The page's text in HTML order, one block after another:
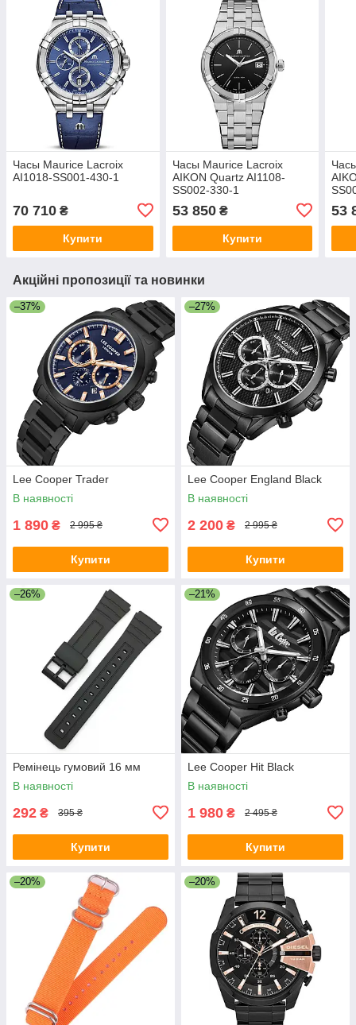
Часы Maurice Lacroix
AI1018-SS001-430-1
70 710 ₴
Купити
Часы Maurice Lacroix
AIKON Quartz AI1108-
SS002-330-1
53 850₴
Купити
53
Акційні пропозиції та новинки
–37%
Lee Cooper Trader
В наявності
1 890 ₴ 2 995 ₴
Купити
–27%
Lee Cooper England Black
В наявності
2 200 ₴ 2 995 ₴
Купити
–26%
Ремінець гумовий 16 мм
В наявності
292 ₴ 395 ₴
Купити
–21%
Lee Cooper Hit Black
В наявності
1 980 ₴ 2 495 ₴
Купити
–20% –20%